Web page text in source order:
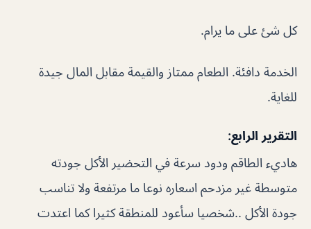
كل شئ على ما يرام.
الخدمة دافئة. الطعام ممتاز والقيمة مقابل المال جيدة
للغاية.
التقرير الرابع:
هاديء الطاقم ودود سرعة في التحضير الأكل جودته
متوسطة غير مزدحم اسعاره نوعا ما مرتفعة ولا تناسب
جودة الأكل ..شخصيا سأعود للمنطقة كثيرا كما اعتدت